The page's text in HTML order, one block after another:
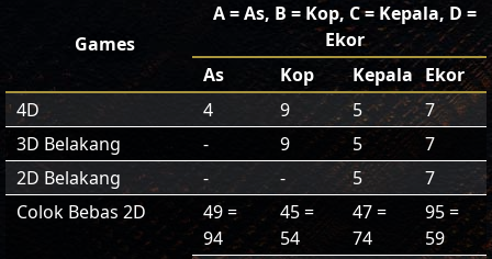
Games
A = As, B = Kop, C = Kepala, D =
Ekor
As
Kop Kepala Ekor
4D
4 9 5
7
3D Belakang
- 9 5
7
2D Belakang
- - 5
7
Colok Bebas 2D
49 =
94
45 =
54
47 =
74
95 =
59